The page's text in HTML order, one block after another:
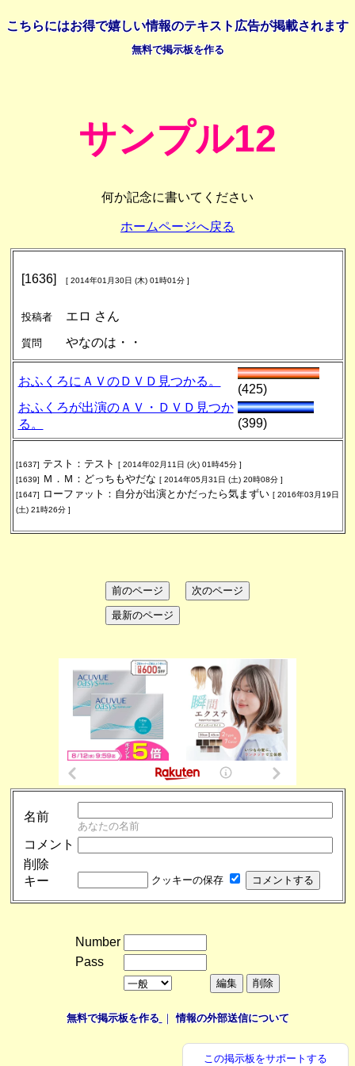
こちらにはお得で嬉しい情報のテキスト広告が掲載されます
無料で掲示板を作る
サンプル12
何か記念に書いてください
ホームページへ戻る
[1636] [ 2014年01月30日 (木) 01時01分 ]
投稿者 エロ さん
質問 やなのは・・
おふくろにＡＶのＤＶＤ見つかる。
(425)
おふくろが出演のＡＶ・ＤＶＤ見つか
る。
(399)
[1637] テスト：テスト
[ 2014年02月11日 (火) 01時45分 ]
[1639]
Ｍ．Ｍ：どっちもやだな [ 2014年05月31日 (土) 20時08分 ]
[1647]
ローファット：自分が出演とかだったら気まずい [ 2016年03月19日
(土) 21時26分 ]
名前
あなたの名前
コメント
削除
キー
クッキーの保存
Number
Pass
無料で掲示板を作る ｜情報の外部送信について
この掲示板をサポートする